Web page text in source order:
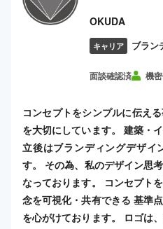
OKUDA
キャリア ブラン
面談確認済 機
コンセプトをシンプルに伝え
を大切にしています。 建築・
立後はブランディングデザイ
す。 その為、私のデザイン思
なっております。 コンセプト
念を可視化・共有できる 基準
を心がけております。 ロゴは